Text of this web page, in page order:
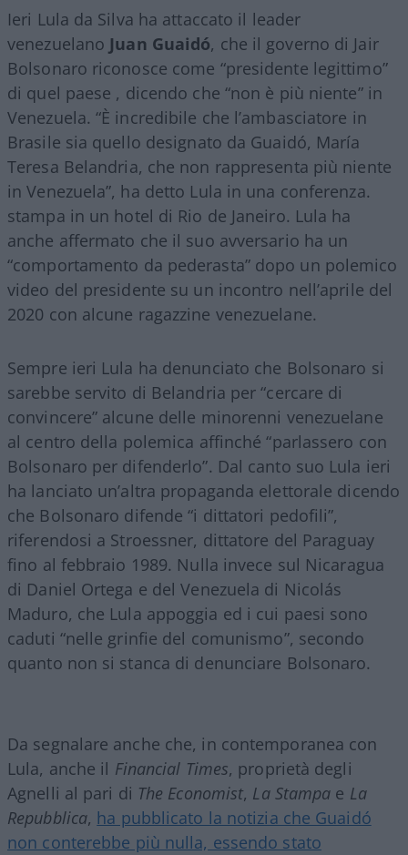
Ieri Lula da Silva ha attaccato il leader
venezuelano Juan Guaidó, che il governo di Jair
Bolsonaro riconosce come “presidente legittimo”
di quel paese , dicendo che “non è più niente” in
Venezuela. “È incredibile che l’ambasciatore in
Brasile sia quello designato da Guaidó, María
Teresa Belandria, che non rappresenta più niente
in Venezuela”, ha detto Lula in una conferenza.
stampa in un hotel di Rio de Janeiro. Lula ha
anche affermato che il suo avversario ha un
“comportamento da pederasta” dopo un polemico
video del presidente su un incontro nell’aprile del
2020 con alcune ragazzine venezuelane.
Sempre ieri Lula ha denunciato che Bolsonaro si
sarebbe servito di Belandria per “cercare di
convincere” alcune delle minorenni venezuelane
al centro della polemica affinché “parlassero con
Bolsonaro per difenderlo”. Dal canto suo Lula ieri
ha lanciato un’altra propaganda elettorale dicendo
che Bolsonaro difende “i dittatori pedofili”,
riferendosi a Stroessner, dittatore del Paraguay
fino al febbraio 1989. Nulla invece sul Nicaragua
di Daniel Ortega e del Venezuela di Nicolás
Maduro, che Lula appoggia ed i cui paesi sono
caduti “nelle grinfie del comunismo”, secondo
quanto non si stanca di denunciare Bolsonaro.
Da segnalare anche che, in contemporanea con
Lula, anche il Financial Times, proprietà degli
Agnelli al pari di The Economist, La Stampa e La
Repubblica, ha pubblicato la notizia che Guaidó
non conterebbe più nulla, essendo stato